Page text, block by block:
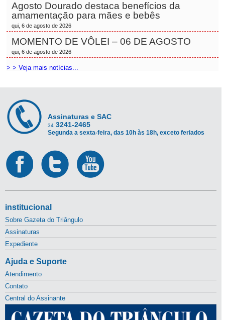
Agosto Dourado destaca benefícios da
amamentação para mães e bebês
qui, 6 de agosto de 2026
MOMENTO DE VÔLEI – 06 DE AGOSTO
qui, 6 de agosto de 2026
> > Veja mais notícias...
Assinaturas e SAC
34 3241-2465
Segunda a sexta-feira, das 10h às 18h, exceto feriados
institucional
Sobre Gazeta do Triângulo
Assinaturas
Expediente
Ajuda e Suporte
Atendimento
Contato
Central do Assinante